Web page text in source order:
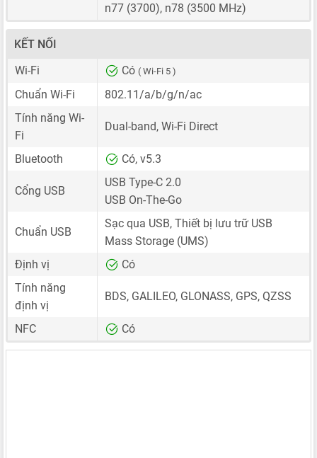
n77 (3700), n78 (3500 MHz)
KẾT NỐI
Wi-Fi
Có ( Wi-Fi 5 )
Chuẩn Wi-Fi
802.11/a/b/g/n/ac
Tính năng Wi-
Fi
Dual-band, Wi-Fi Direct
Bluetooth Có, v5.3
Cổng USB
USB Type-C 2.0
USB On-The-Go
Chuẩn USB
Sạc qua USB, Thiết bị lưu trữ USB
Mass Storage (UMS)
Định vị
Có
Tính năng
định vị
BDS, GALILEO, GLONASS, GPS, QZSS
NFC Có